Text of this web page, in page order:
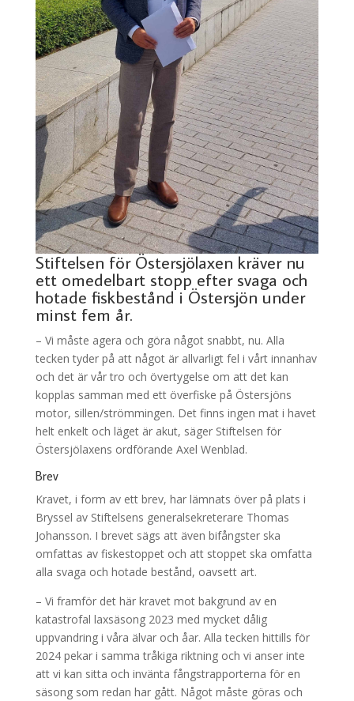
Stiftelsen för Östersjölaxen kräver nu
ett omedelbart stopp efter svaga och
hotade fiskbestånd i Östersjön under
minst fem år.
– Vi måste agera och göra något snabbt, nu. Alla
tecken tyder på att något är allvarligt fel i vårt innanhav
och det är vår tro och övertygelse om att det kan
kopplas samman med ett överfiske på Östersjöns
motor, sillen/strömmingen. Det finns ingen mat i havet
helt enkelt och läget är akut, säger Stiftelsen för
Östersjölaxens ordförande Axel Wenblad.
Brev
Kravet, i form av ett brev, har lämnats över på plats i
Bryssel av Stiftelsens generalsekreterare Thomas
Johansson. I brevet sägs att även bifångster ska
omfattas av fiskestoppet och att stoppet ska omfatta
alla svaga och hotade bestånd, oavsett art.
– Vi framför det här kravet mot bakgrund av en
katastrofal laxsäsong 2023 med mycket dålig
uppvandring i våra älvar och åar. Alla tecken hittills för
2024 pekar i samma tråkiga riktning och vi anser inte
att vi kan sitta och invänta fångstrapporterna för en
säsong som redan har gått. Något måste göras och